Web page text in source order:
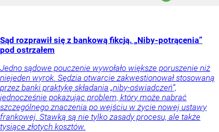
Sąd rozprawił się z bankową fikcją. „Niby-potrącenia”
pod ostrzałem
Jedno sądowe pouczenie wywołało większe poruszenie niż
niejeden wyrok. Sędzia otwarcie zakwestionował stosowaną
przez banki praktykę składania „niby-oświadczeń”,
jednocześnie pokazując problem, który może nabrać
szczególnego znaczenia po wejściu w życie nowej ustawy
frankowej. Stawką są nie tylko zasady procesu, ale także
tysiące złotych kosztów.